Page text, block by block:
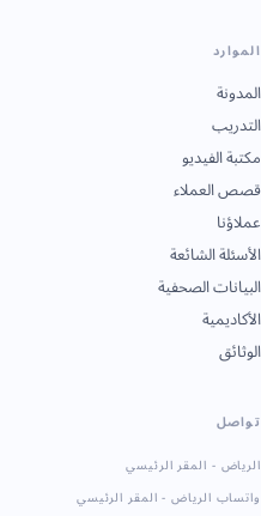
الموارد
المدونة
التدريب
مكتبة الفيديو
قصص العملاء
عملاؤنا
الأسئلة الشائعة
البيانات الصحفية
الأكاديمية
الوثائق
تواصل
الرياض - المقر الرئيسي
واتساب الرياض - المقر الرئيسي